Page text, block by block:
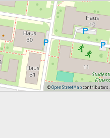
©OpenStreetMapcontributors.